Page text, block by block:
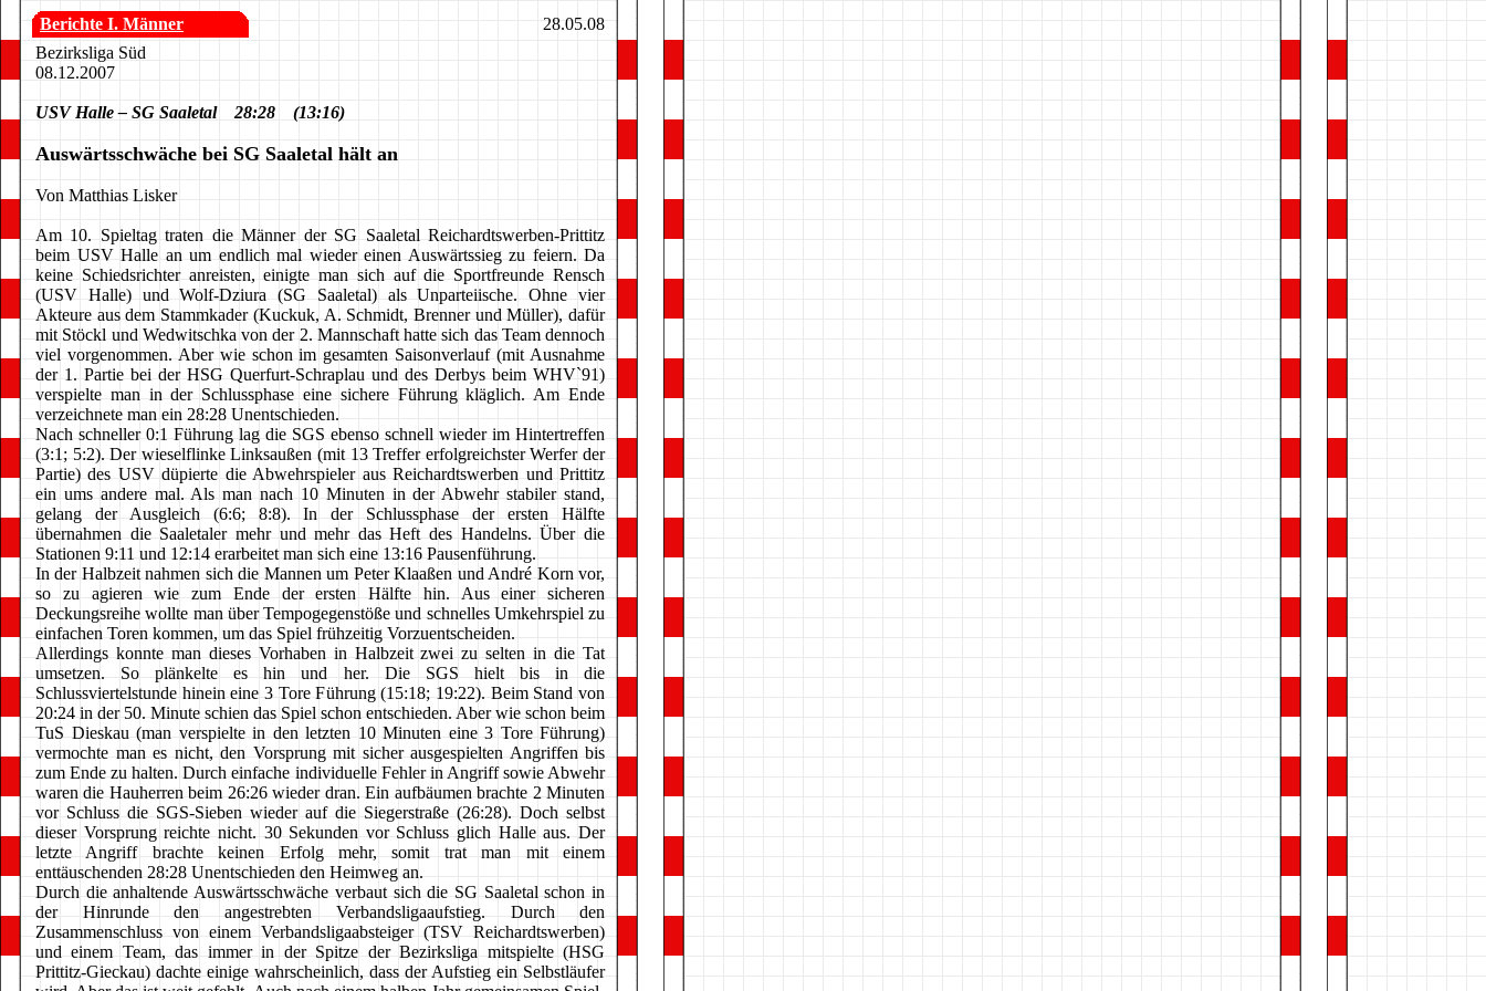
Berichte I. Männer
28.05.08
Bezirksliga Süd
08.12.2007
USV Halle – SG Saaletal 28:28 (13:16)
Auswärtsschwäche bei SG Saaletal hält an
Von Matthias Lisker
Am 10. Spieltag traten die Männer der SG Saaletal Reichardtswerben-Prittitz
beim USV Halle an um endlich mal wieder einen Auswärtssieg zu feiern. Da
keine Schiedsrichter anreisten, einigte man sich auf die Sportfreunde Rensch
(USV Halle) und Wolf-Dziura (SG Saaletal) als Unparteiische. Ohne vier
Akteure aus dem Stammkader (Kuckuk, A. Schmidt, Brenner und Müller), dafür
mit Stöckl und Wedwitschka von der 2. Mannschaft hatte sich das Team dennoch
viel vorgenommen. Aber wie schon im gesamten Saisonverlauf (mit Ausnahme
der 1. Partie bei der HSG Querfurt-Schraplau und des Derbys beim WHV`91)
verspielte man in der Schlussphase eine sichere Führung kläglich. Am Ende
verzeichnete man ein 28:28 Unentschieden.
Nach schneller 0:1 Führung lag die SGS ebenso schnell wieder im Hintertreffen
(3:1; 5:2). Der wieselflinke Linksaußen (mit 13 Treffer erfolgreichster Werfer der
Partie) des USV düpierte die Abwehrspieler aus Reichardtswerben und Prittitz
ein ums andere mal. Als man nach 10 Minuten in der Abwehr stabiler stand,
gelang der Ausgleich (6:6; 8:8). In der Schlussphase der ersten Hälfte
übernahmen die Saaletaler mehr und mehr das Heft des Handelns. Über die
Stationen 9:11 und 12:14 erarbeitet man sich eine 13:16 Pausenführung.
In der Halbzeit nahmen sich die Mannen um Peter Klaaßen und André Korn vor,
so zu agieren wie zum Ende der ersten Hälfte hin. Aus einer sicheren
Deckungsreihe wollte man über Tempogegenstöße und schnelles Umkehrspiel zu
einfachen Toren kommen, um das Spiel frühzeitig Vorzuentscheiden.
Allerdings konnte man dieses Vorhaben in Halbzeit zwei zu selten in die Tat
umsetzen. So plänkelte es hin und her. Die SGS hielt bis in die
Schlussviertelstunde hinein eine 3 Tore Führung (15:18; 19:22). Beim Stand von
20:24 in der 50. Minute schien das Spiel schon entschieden. Aber wie schon beim
TuS Dieskau (man verspielte in den letzten 10 Minuten eine 3 Tore Führung)
vermochte man es nicht, den Vorsprung mit sicher ausgespielten Angriffen bis
zum Ende zu halten. Durch einfache individuelle Fehler in Angriff sowie Abwehr
waren die Hauherren beim 26:26 wieder dran. Ein aufbäumen brachte 2 Minuten
vor Schluss die SGS-Sieben wieder auf die Siegerstraße (26:28). Doch selbst
dieser Vorsprung reichte nicht. 30 Sekunden vor Schluss glich Halle aus. Der
letzte Angriff brachte keinen Erfolg mehr, somit trat man mit einem
enttäuschenden 28:28 Unentschieden den Heimweg an.
Durch die anhaltende Auswärtsschwäche verbaut sich die SG Saaletal schon in
der Hinrunde den angestrebten Verbandsligaaufstieg. Durch den
Zusammenschluss von einem Verbandsligaabsteiger (TSV Reichardtswerben)
und einem Team, das immer in der Spitze der Bezirksliga mitspielte (HSG
Prittitz-Gieckau) dachte einige wahrscheinlich, dass der Aufstieg ein Selbstläufer